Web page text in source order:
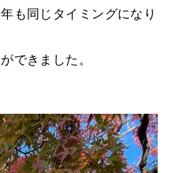
も同じタイミングになり
できました。